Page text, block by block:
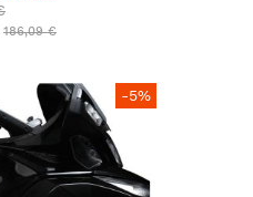
186,09 €
-5%